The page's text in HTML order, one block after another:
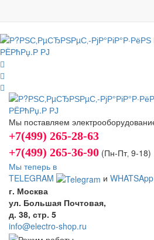
Мы поставляем
+7(499) 265-28-63
+7(499) 265-36-90 (Пн-Пт‚ 9-18)
Мы теперь в
TELEGRAM
и WHATSApp
г. Москва
ул. Большая Почтовая,
д. 38, стр. 5
info@electro-shop.ru